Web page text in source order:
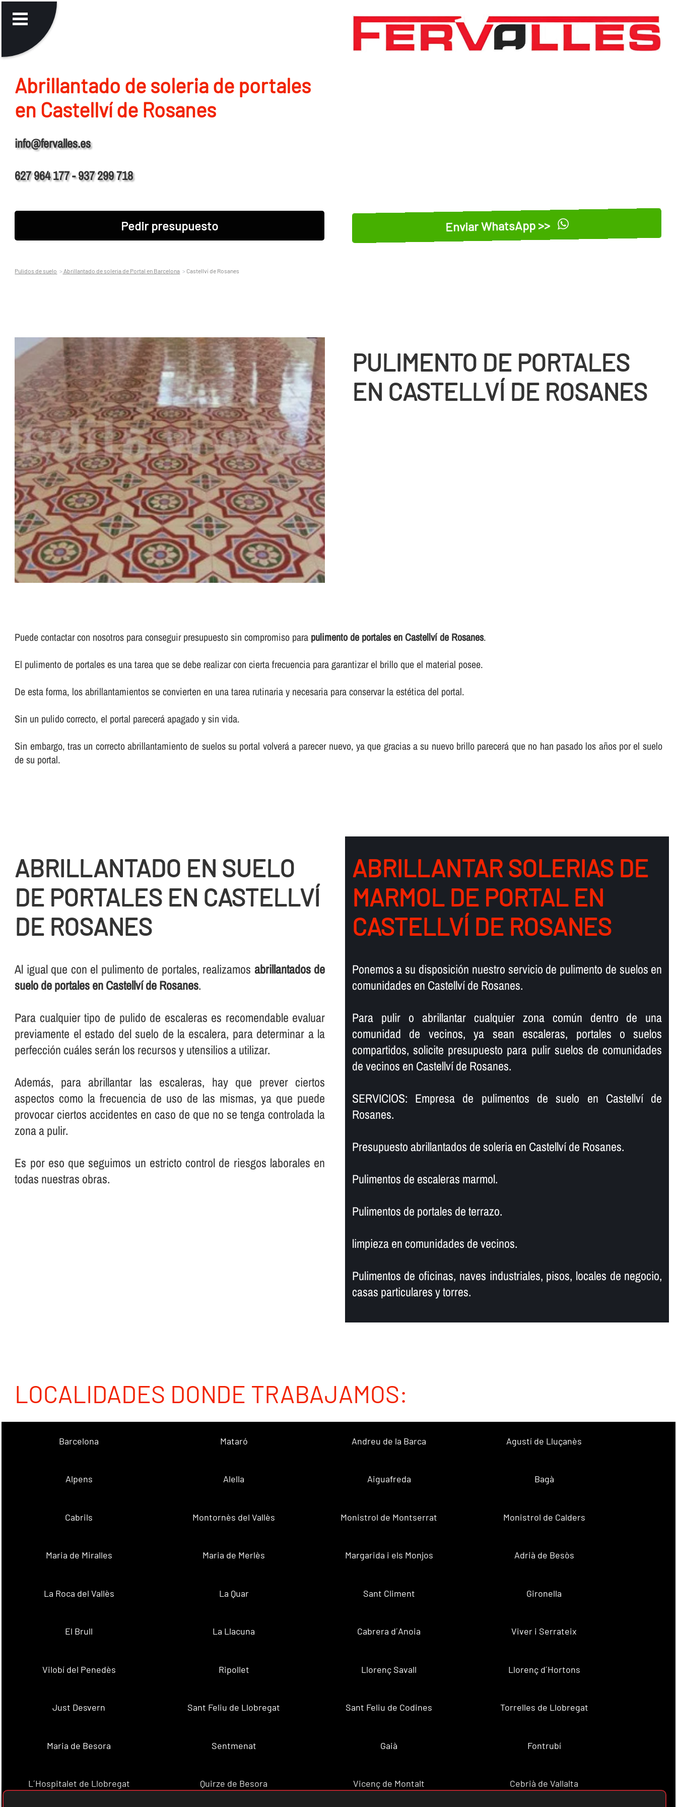
Abrillantado de soleria de portales
en Castellví de Rosanes
info@fervalles.es
627 964 177 - 937 299 718
Pedir presupuesto Enviar WhatsApp >>
Pulidos de suelo Abrillantado de soleria de Portal en Barcelona Castellví de Rosanes
PULIMENTO DE PORTALES
EN CASTELLVÍ DE ROSANES
Puede contactar con nosotros para conseguir presupuesto sin compromiso para pulimento de portales en Castellví de Rosanes.
El pulimento de portales es una tarea que se debe realizar con cierta frecuencia para garantizar el brillo que el material posee.
De esta forma, los abrillantamientos se convierten en una tarea rutinaria y necesaria para conservar la estética del portal.
Sin un pulido correcto, el portal parecerá apagado y sin vida.
Sin embargo, tras un correcto abrillantamiento de suelos su portal volverá a parecer nuevo, ya que gracias a su nuevo brillo parecerá que no han pasado los años por el suelo
de su portal.
ABRILLANTADO EN SUELO
DE PORTALES EN CASTELLVÍ
DE ROSANES
Al igual que con el pulimento de portales, realizamos abrillantados de
suelo de portales en Castellví de Rosanes.
Para cualquier tipo de pulido de escaleras es recomendable evaluar
previamente el estado del suelo de la escalera, para determinar a la
perfección cuáles serán los recursos y utensilios a utilizar.
Además, para abrillantar las escaleras, hay que prever ciertos
aspectos como la frecuencia de uso de las mismas, ya que puede
provocar ciertos accidentes en caso de que no se tenga controlada la
zona a pulir.
Es por eso que seguimos un estricto control de riesgos laborales en
todas nuestras obras.
ABRILLANTAR SOLERIAS DE
MARMOL DE PORTAL EN
CASTELLVÍ DE ROSANES
Ponemos a su disposición nuestro servicio de pulimento de suelos en
comunidades en Castellví de Rosanes.
Para pulir o abrillantar cualquier zona común dentro de una
comunidad de vecinos, ya sean escaleras, portales o suelos
compartidos, solicite presupuesto para pulir suelos de comunidades
de vecinos en Castellví de Rosanes.
SERVICIOS: Empresa de pulimentos de suelo en Castellví de
Rosanes.
Presupuesto abrillantados de soleria en Castellví de Rosanes.
Pulimentos de escaleras marmol.
Pulimentos de portales de terrazo.
limpieza en comunidades de vecinos.
Pulimentos de oficinas, naves industriales, pisos, locales de negocio,
casas particulares y torres.
LOCALIDADES DONDE TRABAJAMOS:
Barcelona Mataró Andreu de la Barca Agustí de Lluçanès
Alpens Alella Aiguafreda Bagà
Cabrils Montornès del Vallès Monistrol de Montserrat Monistrol de Calders
Maria de Miralles Maria de Merlès Margarida i els Monjos Adrià de Besòs
La Roca del Vallès La Quar Sant Climent Gironella
El Brull La Llacuna Cabrera d´Anoia Viver i Serrateix
Vilobí del Penedès Ripollet Llorenç Savall Llorenç d´Hortons
Just Desvern Sant Feliu de Llobregat Sant Feliu de Codines Torrelles de Llobregat
Maria de Besora Sentmenat Gaià Fontrubí
L´Hospitalet de Llobregat Quirze de Besora Vicenç de Montalt Cebrià de Vallalta